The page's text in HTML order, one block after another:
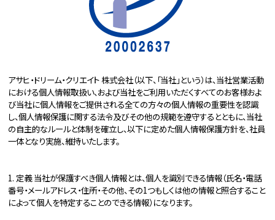
アサヒ・ドリーム・クリエイト 株式会社（以下、「当社」という）は、当社営業活動
における個人情報取扱い、および当社をご利用いただくすべてのお客様およ
び当社に個人情報をご提供される全ての方々の個人情報の重要性を認識
し、個人情報保護に関する法令及びその他の規範を遵守するとともに、当社
の自主的なルールと体制を確立し、以下に定めた個人情報保護方針を、社員
一体となり実施、維持いたします。
1. 定義 当社が保護すべき個人情報とは、個人を識別できる情報（氏名・電話
番号・メールアドレス・住所・その他、その1つもしくは他の情報と照合すること
によって個人を特定することのできる情報）になります。